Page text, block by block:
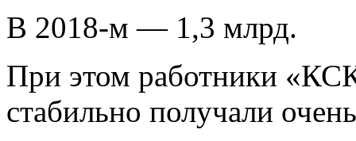
В 2018-м — 1,3 млрд.
При этом работники
стабильно получали